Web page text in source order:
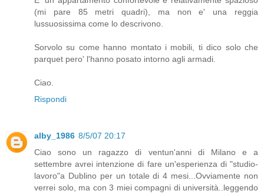
(mi pare 85 metri quadri), ma non e' una reggia
lussuosissima come lo descrivono.
Sorvolo su come hanno montato i mobili, ti dico solo che
parquet pero' l'hanno posato intorno agli armadi.
Ciao.
Rispondi
alby_1986 8/5/07 20:17
Ciao sono un ragazzo di ventun'anni di Milano e a
settembre avrei intenzione di fare un'esperienza di "studio-
lavoro"a Dublino per un totale di 4 mesi...Ovviamente non
verrei solo, ma con 3 miei compagni di università..leggendo